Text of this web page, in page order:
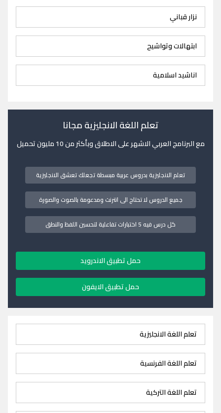
نزار قباني
ابتهالات وتواشيح
اناشيد اسلامية
تعلم اللغة الانجليزية مجانا
مع البرنامج العربي الاشهر على الاطلاق وبأكثر من 10 مليون تحميل
تعلم الانجليزية بدروس عربية مبسطة تجعلك تعشق الانجليزية
جميع الدروس لا تحتاج الى انترنت ومدعومة بالصوت والصورة
كل درس فيه 5 اختبارات تفاعلية لتحسين اللفظ والنطق
حمل تطبيق الاندرويد
حمل تطبيق الايفون
تعلم اللغة الانجليزية
تعلم اللغة الفرنسية
تعلم اللغة التركية